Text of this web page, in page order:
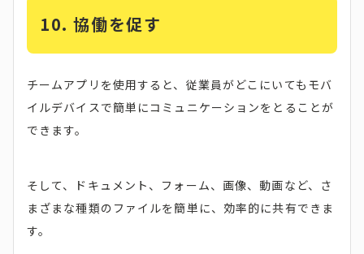
10. 協働を促す
チームアプリを使用すると、従業員がどこにいてもモバ
イルデバイスで簡単にコミュニケーションをとることが
できます。
そして、ドキュメント、フォーム、画像、動画など、さ
まざまな種類のファイルを簡単に、効率的に共有できま
す。